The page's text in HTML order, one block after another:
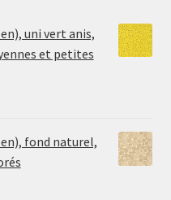
uni vert anis,
et petites
fond naturel,